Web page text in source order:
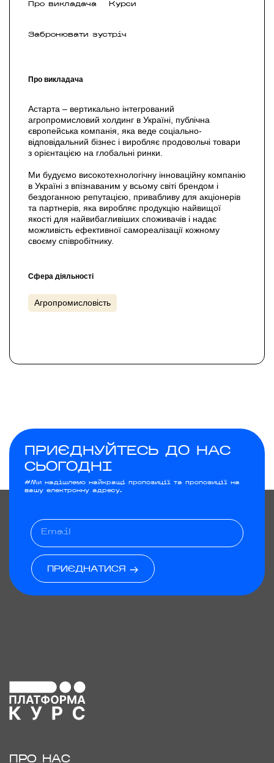
Про викладача Курси
Забронювати зустріч
Про викладача
Астарта – вертикально інтегрований
агропромисловий холдинг в Україні, публічна
європейська компанія, яка веде соціально-
відповідальний бізнес і виробляє продовольчі товари
з орієнтацією на глобальні ринки.
Ми будуємо високотехнологічну інноваційну компанію
в Україні з впізнаваним у всьому світі брендом і
бездоганною репутацією, привабливу для акціонерів
та партнерів, яка виробляє продукцію найвищої
якості для найвибагливіших споживачів і надає
можливість ефективної самореалізації кожному
своєму співробітнику.
Сфера діяльності
Агропромисловість
ПРИЄДНУЙТЕСЬ ДО НАС
СЬОГОДНІ
#Ми надішлемо найкращі пропозиції та пропозиції на
вашу електронну адресу.
ПРИЄДНАТИСЯ
ПРО НАС